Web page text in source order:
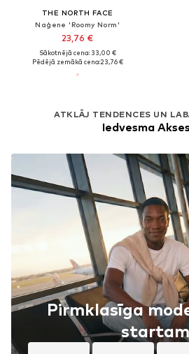
THE NORTH FACE
Naģene 'Roomy Norm'
23,76 €
Sākotnējā cena: 33,00 €
Pēdējā zemākā cena:23,76 €
ATKLĀJ TENDENCES UN
Iedvesma
Pirmklasīga
startam